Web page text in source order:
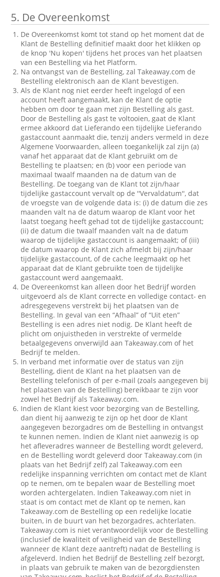
5. De Overeenkomst
De Overeenkomst komt tot stand op het moment dat de
Klant de Bestelling definitief maakt door het klikken op
de knop 'Nu kopen' tijdens het proces van het plaatsen
van een Bestelling via het Platform.
Na ontvangst van de Bestelling, zal Takeaway.com de
Bestelling elektronisch aan de Klant bevestigen.
Als de Klant nog niet eerder heeft ingelogd of een
account heeft aangemaakt, kan de Klant de optie
hebben om door te gaan met zijn Bestelling als gast.
Door de Bestelling als gast te voltooien, gaat de Klant
ermee akkoord dat Lieferando een tijdelijke Lieferando
gastaccount aanmaakt die, tenzij anders vermeld in deze
Algemene Voorwaarden, alleen toegankelijk zal zijn (a)
vanaf het apparaat dat de Klant gebruikt om de
Bestelling te plaatsen; en (b) voor een periode van
maximaal twaalf maanden na de datum van de
Bestelling. De toegang van de Klant tot zijn/haar
tijdelijke gastaccount vervalt op de ''Vervaldatum'', dat
de vroegste van de volgende data is: (i) de datum die zes
maanden valt na de datum waarop de Klant voor het
laatst toegang heeft gehad tot de tijdelijke gastaccount;
(ii) de datum die twaalf maanden valt na de datum
waarop de tijdelijke gastaccount is aangemaakt; of (iii)
de datum waarop de Klant zich afmeldt bij zijn/haar
tijdelijke gastaccount, of de cache leegmaakt op het
apparaat dat de Klant gebruikte toen de tijdelijke
gastaccount werd aangemaakt.
De Overeenkomst kan alleen door het Bedrijf worden
uitgevoerd als de Klant correcte en volledige contact- en
adresgegevens verstrekt bij het plaatsen van de
Bestelling. In geval van een “Afhaal” of “Uit eten”
Bestelling is een adres niet nodig. De Klant heeft de
plicht om onjuistheden in verstrekte of vermelde
betaalgegevens onverwijld aan Takeaway.com of het
Bedrijf te melden.
In verband met informatie over de status van zijn
Bestelling, dient de Klant na het plaatsen van de
Bestelling telefonisch of per e-mail (zoals aangegeven bij
het plaatsen van de Bestelling) bereikbaar te zijn voor
zowel het Bedrijf als Takeaway.com.
Indien de Klant kiest voor bezorging van de Bestelling,
dan dient hij aanwezig te zijn op het door de Klant
aangegeven bezorgadres om de Bestelling in ontvangst
te kunnen nemen. Indien de Klant niet aanwezig is op
het afleveradres wanneer de Bestelling wordt geleverd,
en de Bestelling wordt geleverd door Takeaway.com (in
plaats van het Bedrijf zelf) zal Takeaway.com een
redelijke inspanning verrichten om contact met de Klant
op te nemen, om te bepalen waar de Bestelling moet
worden achtergelaten. Indien Takeaway.com niet in
staat is om contact met de Klant op te nemen, kan
Takeaway.com de Bestelling op een redelijke locatie
buiten, in de buurt van het bezorgadres, achterlaten.
Takeaway.com is niet verantwoordelijk voor de Bestelling
(inclusief de kwaliteit of veiligheid van de Bestelling
wanneer de Klant deze aantreft) nadat de Bestelling is
afgeleverd. Indien het Bedrijf de Bestelling zelf bezorgt,
in plaats van gebruik te maken van de bezorgdiensten